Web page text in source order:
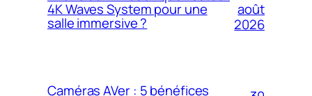
4K Waves System pour une
salle immersive ?
août
2026
Caméras AVer : 5 bénéfices